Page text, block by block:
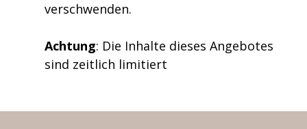
verschwenden.
Achtung: Die Inhalte dieses Angebotes
sind zeitlich limitiert